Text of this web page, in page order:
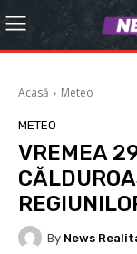
Acasă Meteo
METEO
VREMEA
By News